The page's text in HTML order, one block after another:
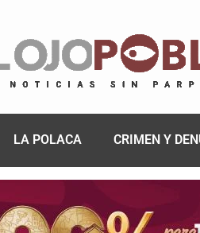
LA POLACA CRIMEN Y